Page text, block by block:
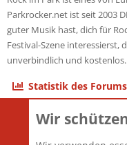
Parkrocker.net ist seit 2003
guter Musik hast, dich für
Festival-Szene interessierst,
unverbindlich und
Statistik des Forums
ThemenWir